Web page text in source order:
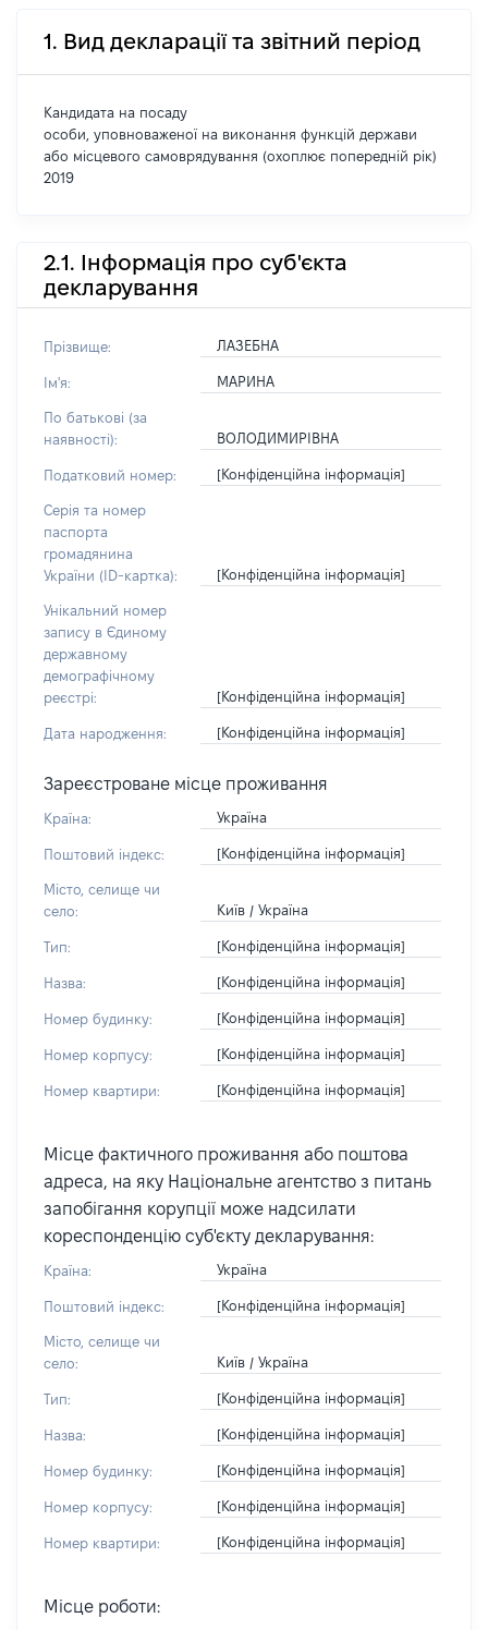
1. Вид декларації та звітний період
Кандидата на посаду
особи, уповноваженої на виконання функцій держави
або місцевого самоврядування (охоплює попередній рік)
2019
2.1. Інформація про суб'єкта
декларування
Прізвище: ЛАЗЕБНА
Ім'я: МАРИНА
По батькові (за
наявності):
ВОЛОДИМИРІВНА
Податковий номер: [Конфіденційна інформація]
Серія та номер
паспорта
громадянина
України (ID-картка):
[Конфіденційна інформація]
Унікальний номер
запису в Єдиному
державному
демографічному
реєстрі:
[Конфіденційна інформація]
Дата народження: [Конфіденційна інформація]
Зареєстроване місце проживання
Країна: Україна
Поштовий індекс: [Конфіденційна інформація]
Місто, селище чи
село:
Київ / Україна
Тип: [Конфіденційна інформація]
Назва: [Конфіденційна інформація]
Номер будинку: [Конфіденційна інформація]
Номер корпусу: [Конфіденційна інформація]
Номер квартири: [Конфіденційна інформація]
Місце фактичного проживання або поштова
адреса, на яку Національне агентство з питань
запобігання корупції може надсилати
кореспонденцію суб'єкту декларування:
Країна: Україна
Поштовий індекс: [Конфіденційна інформація]
Місто, селище чи
село:
Київ / Україна
Тип: [Конфіденційна інформація]
Назва: [Конфіденційна інформація]
Номер будинку: [Конфіденційна інформація]
Номер корпусу: [Конфіденційна інформація]
Номер квартири: [Конфіденційна інформація]
Місце роботи: